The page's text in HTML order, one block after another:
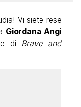
Vi siete rese
Giordana Angi
di
Brave and